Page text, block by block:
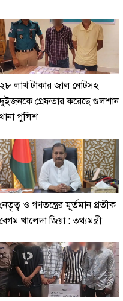
২৮ লাখ টাকার জাল নোটসহ
দুইজনকে গ্রেফতার করেছে গুলশান
থানা পুলিশ
নেতৃত্ব ও গণতন্ত্রের মূর্তমান প্রতীক
বেগম খালেদা জিয়া : তথ্যমন্ত্রী